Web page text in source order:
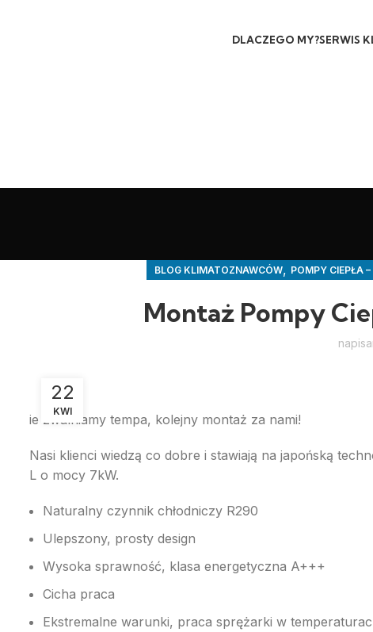
DLACZEGO MY?SERWIS
BLOG KLIMATOZNAWCÓW, POMPY CIEPŁA
Montaż Pompy
22
KWI
ie zwalniamy tempa, kolejny montaż za nami!
Nasi klienci wiedzą co dobre i stawiają na japońską
L o mocy 7kW.
Naturalny czynnik chłodniczy R290
Ulepszony, prosty design
Wysoka sprawność, klasa energetyczna A+++
Cicha praca
Ekstremalne warunki, praca sprężarki w